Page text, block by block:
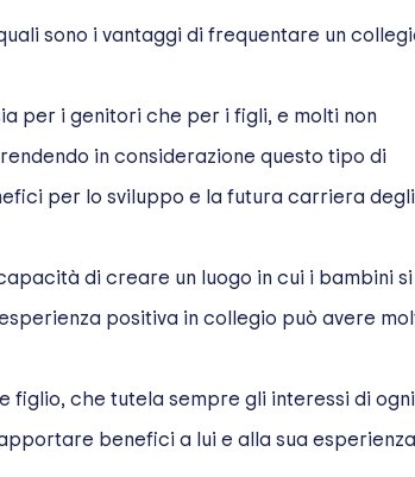
sono i vantaggi di frequentare un
per i genitori che per i figli, e molti non
in considerazione questo tipo di
per lo sviluppo e la futura carriera degli
di creare un luogo in cui i bambini si
positiva in collegio può avere
figlio, che tutela sempre gli interessi di ogni
benefici a lui e alla sua esperienza